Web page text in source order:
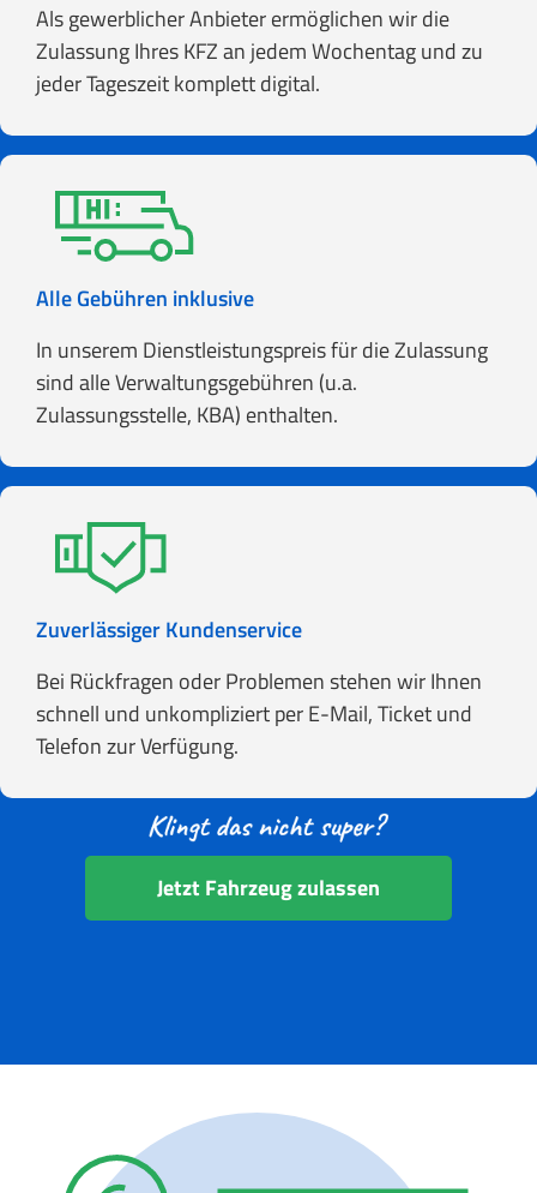
Als gewerblicher Anbieter ermöglichen wir die
Zulassung Ihres KFZ an jedem Wochentag und zu
jeder Tageszeit komplett digital.
Alle Gebühren inklusive
In unserem Dienstleistungspreis für die Zulassung
sind alle Verwaltungsgebühren (u.a.
Zulassungsstelle, KBA) enthalten.
Zuverlässiger Kundenservice
Bei Rückfragen oder Problemen stehen wir Ihnen
schnell und unkompliziert per E-Mail, Ticket und
Telefon zur Verfügung.
Jetzt Fahrzeug zulassen